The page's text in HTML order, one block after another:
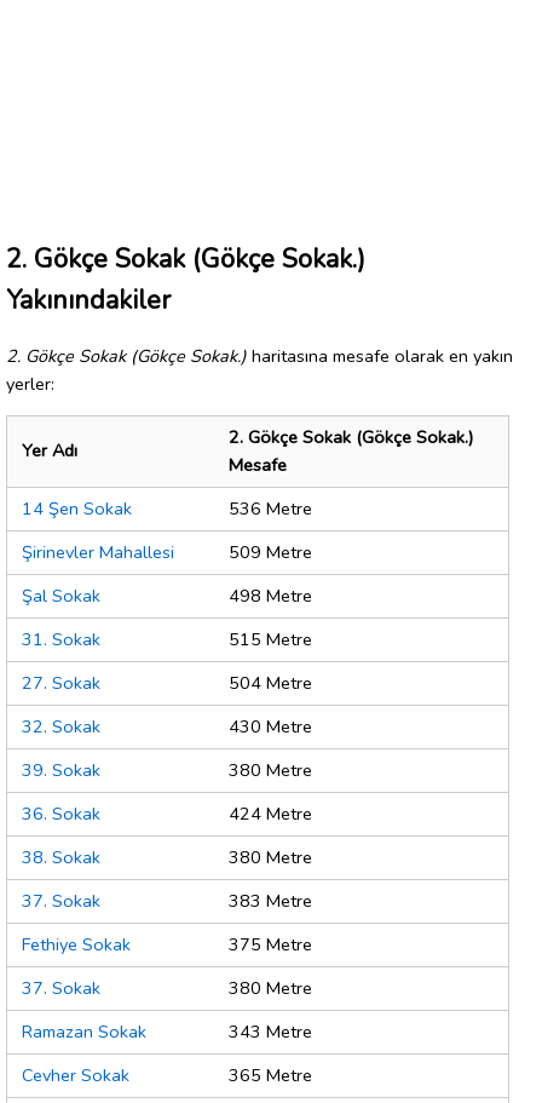
2. Gökçe Sokak (Gökçe Sokak.)
Yakınındakiler
2. Gökçe Sokak (Gökçe Sokak.) haritasına mesafe olarak en yakın
yerler:
Yer Adı
2. Gökçe Sokak (Gökçe Sokak.)
Mesafe
14 Şen Sokak
536 Metre
Şirinevler Mahallesi
509 Metre
Şal Sokak
498 Metre
31. Sokak
515 Metre
27. Sokak
504 Metre
32. Sokak
430 Metre
39. Sokak
380 Metre
36. Sokak
424 Metre
38. Sokak
380 Metre
37. Sokak
383 Metre
Fethiye Sokak
375 Metre
37. Sokak
380 Metre
Ramazan Sokak
343 Metre
Cevher Sokak
365 Metre